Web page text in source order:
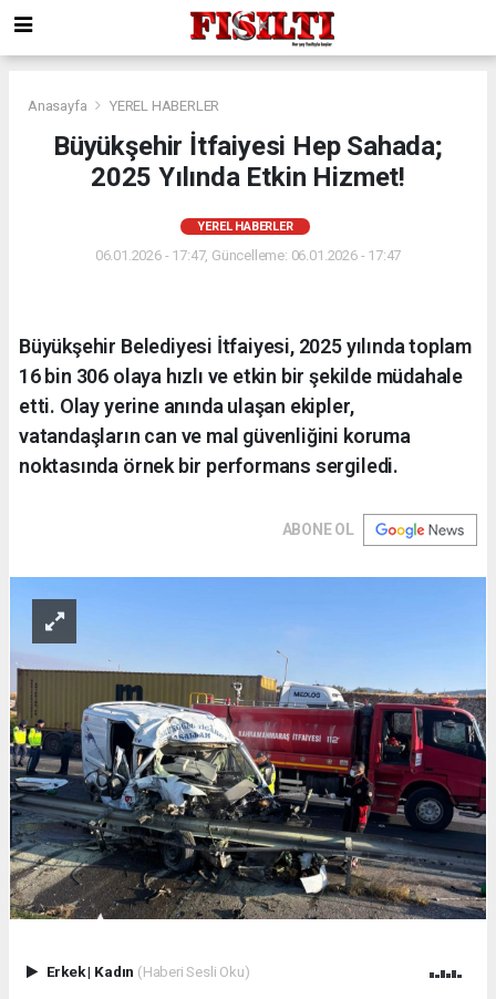
Anasayfa YEREL HABERLER
Büyükşehir İtfaiyesi Hep Sahada;
2025 Yılında Etkin Hizmet!
YEREL HABERLER
06.01.2026 - 17:47, Güncelleme: 06.01.2026 - 17:47
Büyükşehir Belediyesi İtfaiyesi, 2025 yılında toplam
16 bin 306 olaya hızlı ve etkin bir şekilde müdahale
etti. Olay yerine anında ulaşan ekipler,
vatandaşların can ve mal güvenliğini koruma
noktasında örnek bir performans sergiledi.
ABONE OL
Erkek| Kadın (Haberi Sesli Oku)